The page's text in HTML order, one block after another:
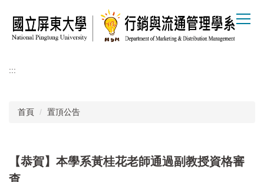
主
容
:::
首頁 置頂公告
【恭賀】本學系黃桂花老師通過副教授資格審
查